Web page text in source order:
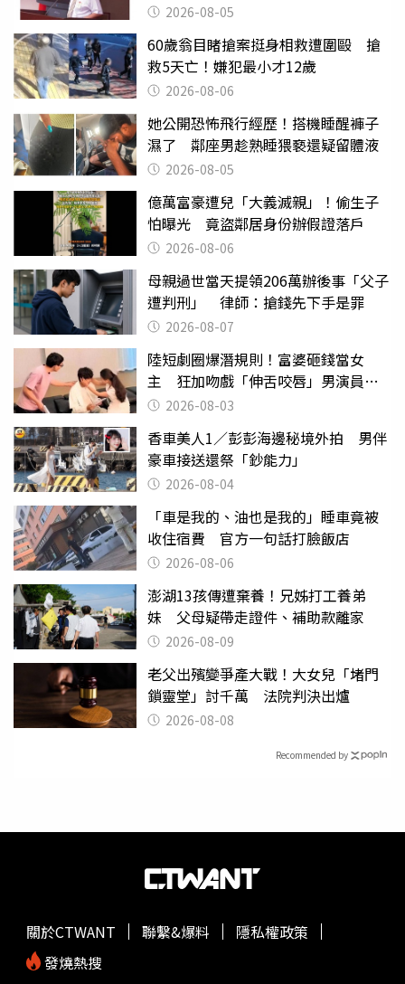
2026-08-05
60歲翁目睹搶案挺身相救遭圍毆 搶
救5天亡！嫌犯最小才12歲
2026-08-06
她公開恐怖飛行經歷！搭機睡醒褲子
濕了 鄰座男趁熟睡猥褻還疑留體液
2026-08-05
億萬富豪遭兒「大義滅親」！偷生子
怕曝光 竟盜鄰居身份辦假證落戶
2026-08-06
母親過世當天提領206萬辦後事「父子
遭判刑」 律師：搶錢先下手是罪
2026-08-07
陸短劇圈爆潛規則！富婆砸錢當女
主 狂加吻戲「伸舌咬唇」男演員崩
潰 2026-08-03
香車美人1／彭彭海邊秘境外拍 男伴
豪車接送還祭「鈔能力」
2026-08-04
「車是我的、油也是我的」睡車竟被
收住宿費 官方一句話打臉飯店
2026-08-06
澎湖13孩傳遭棄養！兄姊打工養弟
妹 父母疑帶走證件、補助款離家
2026-08-09
老父出殯變爭產大戰！大女兒「堵門
鎖靈堂」討千萬 法院判決出爐
2026-08-08
Recommended by
關於CTWANT 聯繫&爆料
隱私權政策
發燒熱搜